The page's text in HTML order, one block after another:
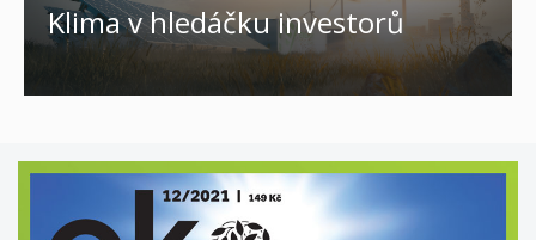
Klima v hledáčku investorů